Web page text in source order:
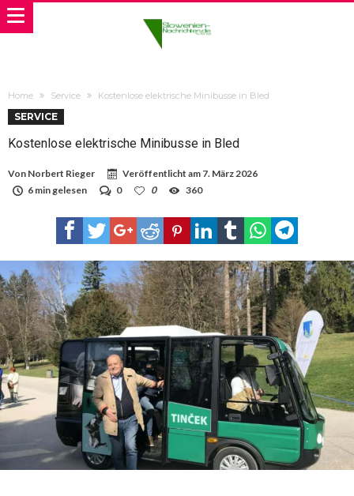
Home Service Kostenlose elektrische Minibusse in Bled
SERVICE
Kostenlose elektrische Minibusse in Bled
Von Norbert Rieger Veröffentlicht am 7. März 2026
6 min gelesen
0 0 360